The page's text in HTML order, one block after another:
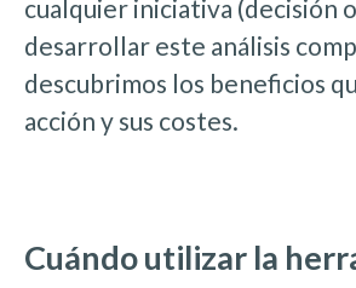
cualquier iniciativa (decisión
desarrollar este análisis
descubrimos los beneficios
acción y sus costes.
Cuándo utilizar la